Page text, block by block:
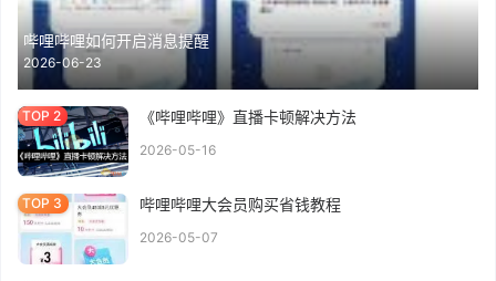
哔哩哔哩如何开启消息提醒
2026-06-23
《哔哩哔哩》直播卡顿解决方法
2026-05-16
哔哩哔哩大会员购买省钱教程
2026-05-07